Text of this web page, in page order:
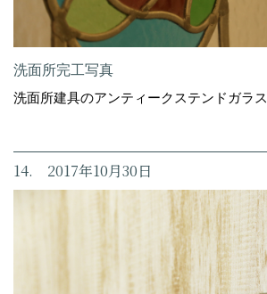
洗面所完工写真
洗面所建具のアンティークステンドガラス
14. 2017年10月30日